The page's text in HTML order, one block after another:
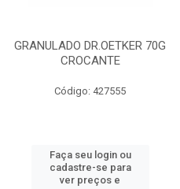
GRANULADO DR.OETKER 70G
CROCANTE
Código: 427555
Faça seu login ou
cadastre-se para
ver preços e